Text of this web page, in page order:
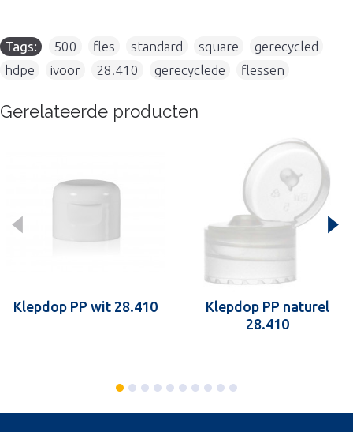
Tags: 500 fles standard square gerecycled
hdpe
ivoor 28.410 gerecyclede flessen
Gerelateerde producten
Klepdop PP wit 28.410
Klepdop PP naturel
28.410